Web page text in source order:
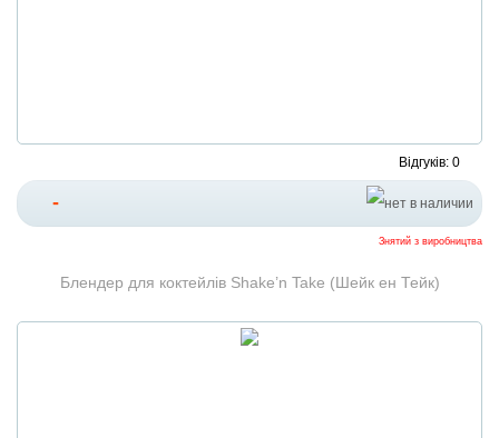
Відгуків: 0
-
Знятий з виробництва
Блендер для коктейлів Shake’n Take (Шейк ен Тейк)